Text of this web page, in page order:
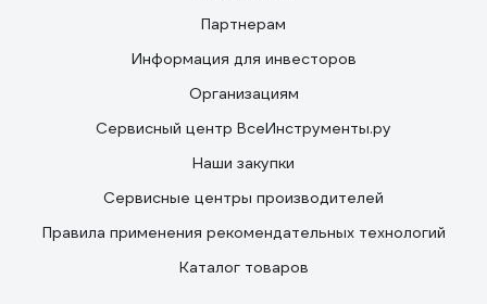
Партнерам
Информация для инвесторов
Организациям
Сервисный центр ВсеИнструменты.ру
Наши закупки
Сервисные центры производителей
Правила применения рекомендательных технологий
Каталог товаров